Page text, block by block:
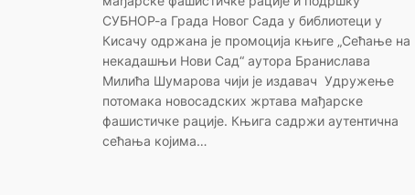
СУБНОР-а Града Новог Сада у библиотеци у
Кисачу одржана је промоција књиге „Сећање на
некадашњи Нови Сад“ аутора Бранислава
Милића Шумарова чији је издавач Удружење
потомака новосадских жртава мађарске
фашистичке рације. Књига садржи аутентична
сећања којима…